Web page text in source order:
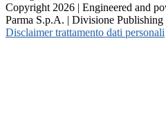
Copyright 2026 | Engineered and
Parma S.p.A. | Divisione
Disclaimer trattamento dati personali